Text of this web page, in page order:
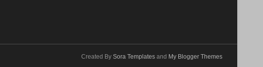
Created By Sora Templates and My Blogger Themes